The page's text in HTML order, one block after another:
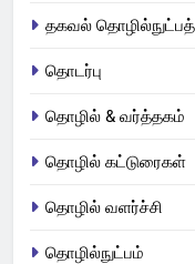
தகவல்
தொடர்பு
தொழில் & வர்த்தகம்
தொழில் கட்டுரைகள்
தொழில் வளர்ச்சி
தொழில்நுட்பம்